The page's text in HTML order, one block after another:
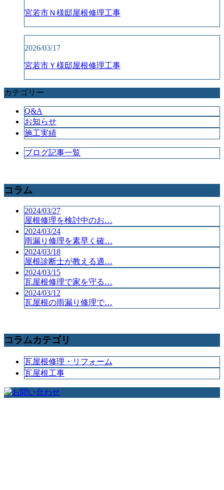
宮若市Ｎ様邸屋根修理工事
2026/03/17
宮若市Ｙ様邸屋根修理工事
カテゴリー
Q&A
お知らせ
施工実績
ブログ記事一覧
コラム
2024/03/27
屋根修理を検討中のお…
2024/03/24
雨漏り修理を素早く確…
2024/03/18
屋根診断士が教える適…
2024/03/15
瓦屋根修理で家を守る…
2024/03/12
瓦屋根の雨漏り修理で…
コラムカテゴリ
瓦屋根修理・リフォーム
瓦屋根工事